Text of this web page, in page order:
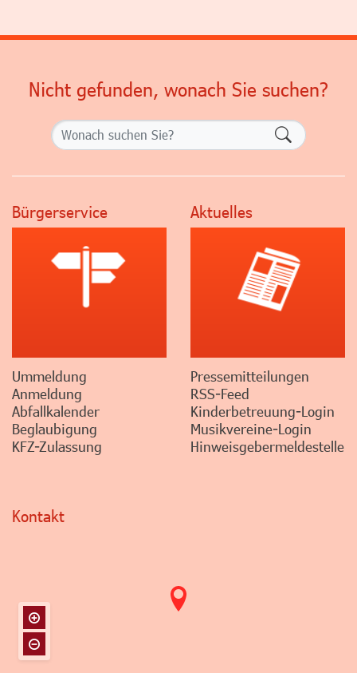
Nicht gefunden, wonach Sie suchen?
Bürgerservice
Ummeldung
Anmeldung
Abfallkalender
Beglaubigung
KFZ-Zulassung
Aktuelles
Pressemitteilungen
RSS-Feed
Kinderbetreuung-Login
Musikvereine-Login
Hinweisgebermeldestelle
Kontakt